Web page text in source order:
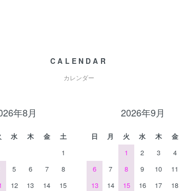
CALENDAR
カレンダー
年8月
水 木 金
土
1
5 6 7
8
12 13 14
15
2026年9月
日 月 火 水 木 金
1
2 3 4
6
7 8 9 10 11
13
14 15 16 17 18